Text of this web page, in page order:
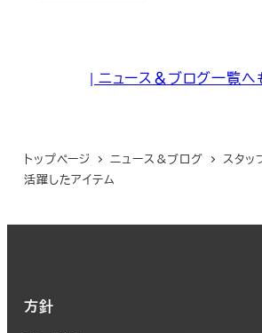
| ニュース＆ブログ一覧へ
トップページ ニュース＆ブログ スタッ
活躍したアイテム
方針